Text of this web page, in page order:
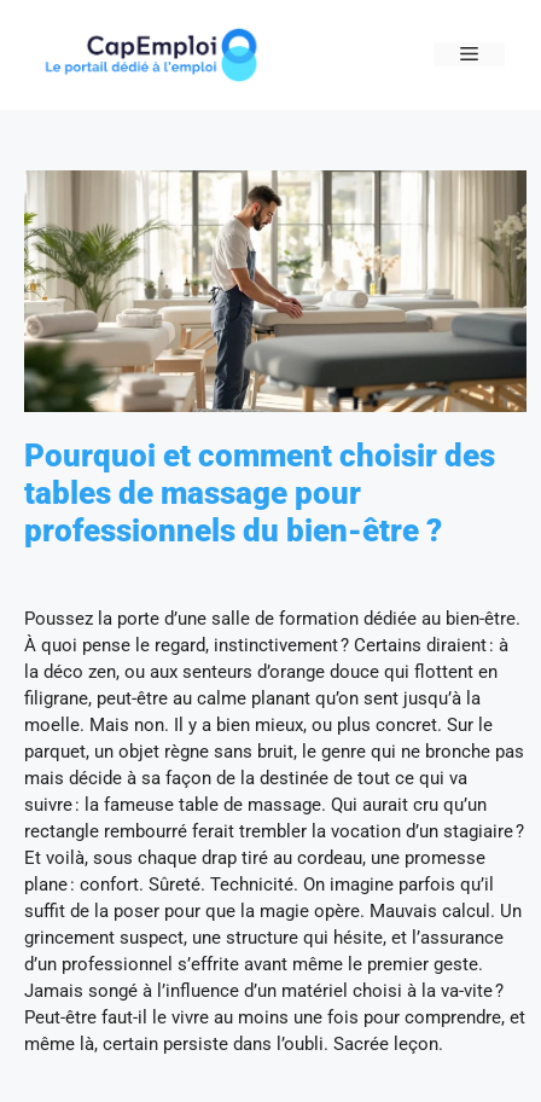
content
MENU
Pourquoi et comment choisir des
tables de massage pour
professionnels du bien-être ?
Poussez la porte d’une salle de formation dédiée au bien-être.
À quoi pense le regard, instinctivement ? Certains diraient : à
la déco zen, ou aux senteurs d’orange douce qui flottent en
filigrane, peut-être au calme planant qu’on sent jusqu’à la
moelle. Mais non. Il y a bien mieux, ou plus concret. Sur le
parquet, un objet règne sans bruit, le genre qui ne bronche pas
mais décide à sa façon de la destinée de tout ce qui va
suivre : la fameuse table de massage. Qui aurait cru qu’un
rectangle rembourré ferait trembler la vocation d’un stagiaire ?
Et voilà, sous chaque drap tiré au cordeau, une promesse
plane : confort. Sûreté. Technicité. On imagine parfois qu’il
suffit de la poser pour que la magie opère. Mauvais calcul. Un
grincement suspect, une structure qui hésite, et l’assurance
d’un professionnel s’effrite avant même le premier geste.
Jamais songé à l’influence d’un matériel choisi à la va-vite ?
Peut-être faut-il le vivre au moins une fois pour comprendre, et
même là, certain persiste dans l’oubli. Sacrée leçon.